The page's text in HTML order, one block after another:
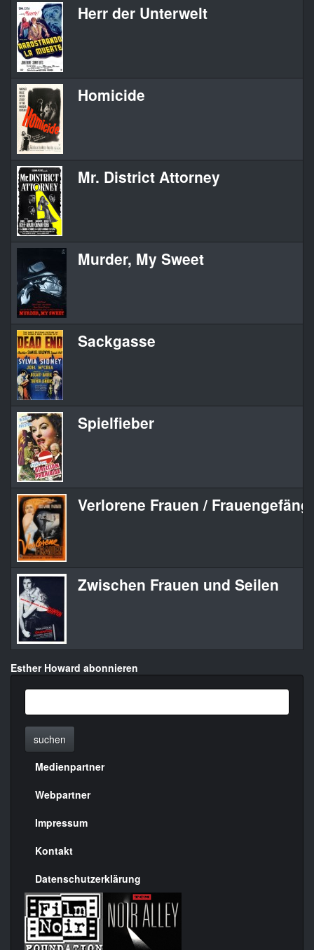
Herr der Unterwelt
Homicide
Mr. District Attorney
Murder, My Sweet
Sackgasse
Spielfieber
Verlorene Frauen /
Zwischen Frauen und Seilen
Esther Howard abonnieren
suchen
Menülinks
rechte
Seite
Medienpartner
Webpartner
Impressum
Kontakt
Datenschutzerklärung